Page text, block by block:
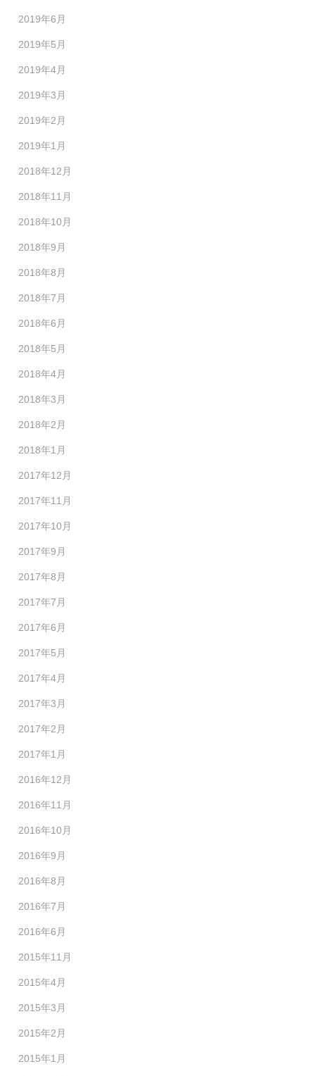
2019年6月
2019年5月
2019年4月
2019年3月
2019年2月
2019年1月
2018年12月
2018年11月
2018年10月
2018年9月
2018年8月
2018年7月
2018年6月
2018年5月
2018年4月
2018年3月
2018年2月
2018年1月
2017年12月
2017年11月
2017年10月
2017年9月
2017年8月
2017年7月
2017年6月
2017年5月
2017年4月
2017年3月
2017年2月
2017年1月
2016年12月
2016年11月
2016年10月
2016年9月
2016年8月
2016年7月
2016年6月
2015年11月
2015年4月
2015年3月
2015年2月
2015年1月